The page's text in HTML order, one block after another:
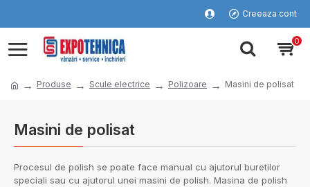
Creeaza cont
0
Produse Scule electrice Polizoare Masini de polisat
Masini de polisat
Procesul de polish se poate face manual cu ajutorul buretilor
speciali sau cu ajutorul unei masini de polish. Masina de polish